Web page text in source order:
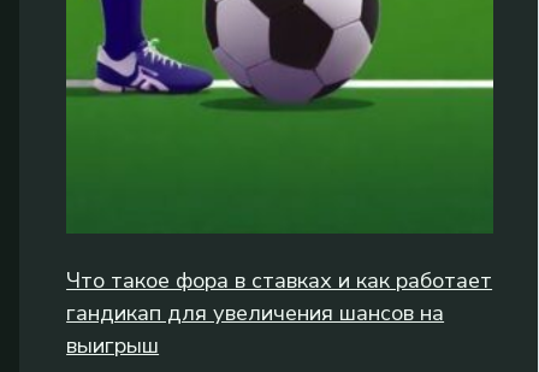
Что такое фора в ставках и как работает
гандикап для увеличения шансов на
выигрыш